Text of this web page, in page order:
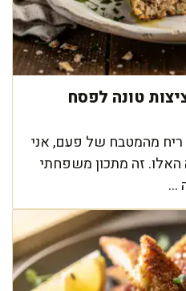
טונה לפסח
מהמטבח של פעם, אני
האלו. זה מתכון משפחתי
...